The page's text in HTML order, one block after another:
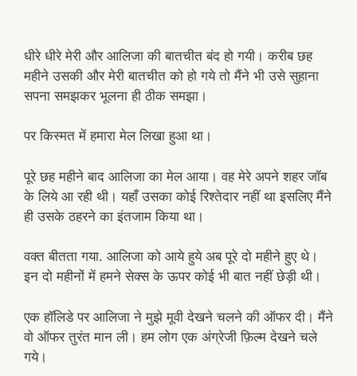
धीरे धीरे मेरी और आलिजा की बातचीत बंद हो गयी। करीब छह
महीने उसकी और मेरी बातचीत को हो गये तो मैंने भी उसे सुहाना
सपना समझकर भूलना ही ठीक समझा।
पर किस्मत में हमारा मेल लिखा हुआ था।
पूरे छह महीने बाद आलिजा का मेल आया। वह मेरे अपने शहर जॉब
के लिये आ रही थी। यहाँ उसका कोई रिश्तेदार नहीं था इसलिए मैंने
ही उसके ठहरने का इंतजाम किया था।
वक्त बीतता गया. आलिजा को आये हुये अब पूरे दो महीने हुए थे।
इन दो महीनों में हमने सेक्स के ऊपर कोई भी बात नहीं छेड़ी थी।
एक हॉलिडे पर आलिजा ने मुझे मूवी देखने चलने की ऑफर दी। मैंने
वो ऑफर तुरंत मान ली। हम लोग एक अंग्रेजी फ़िल्म देखने चले
गये।